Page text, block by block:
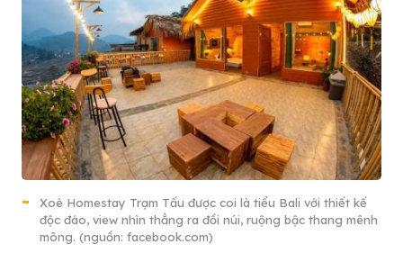
Xoè Homestay Trạm Tấu được coi là tiểu Bali với thiết kế
độc đáo, view nhìn thẳng ra đồi núi, ruộng bậc thang mênh
mông. (nguồn: facebook.com)